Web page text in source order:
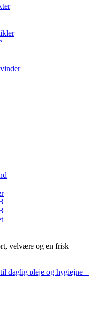
velvære og en frisk
daglig pleje og hygiejne –